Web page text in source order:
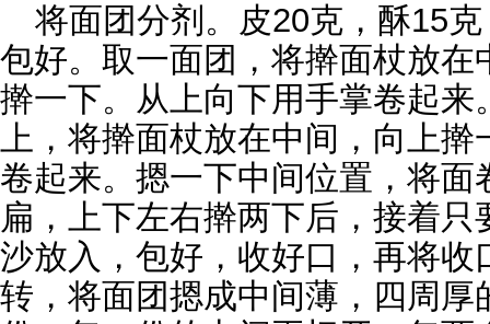
将面团分剂。皮20克，酥15
包好。取一面团，将擀面杖放
擀一下。从上向下用手掌卷起来
上，将擀面杖放在中间，向上
卷起来。摁一下中间位置，将
扁，上下左右擀两下后，接着
沙放入，包好，收好口，再将收
转，将面团摁成中间薄，四周